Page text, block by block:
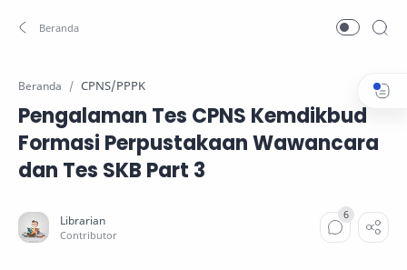
Beranda CPNS/PPPK
Pengalaman Tes CPNS Kemdikbud
Formasi Perpustakaan Wawancara
dan Tes SKB Part 3